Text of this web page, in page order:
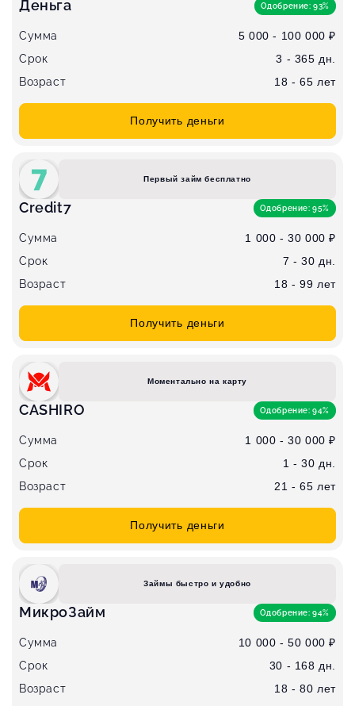
Деньга Одобрение: 93%
Сумма
5 000 - 100 000 ₽
Срок
3 - 365 дн.
Возраст
18 - 65 лет
Получить деньги
Первый займ бесплатно
Credit7 Одобрение: 95%
Сумма
1 000 - 30 000 ₽
Срок
7 - 30 дн.
Возраст
18 - 99 лет
Получить деньги
Моментально на карту
CASHIRO Одобрение: 94%
Сумма
1 000 - 30 000 ₽
Срок
1 - 30 дн.
Возраст
21 - 65 лет
Получить деньги
Займы быстро и удобно
МикроЗайм Одобрение: 94%
Сумма
10 000 - 50 000 ₽
Срок
30 - 168 дн.
Возраст
18 - 80 лет